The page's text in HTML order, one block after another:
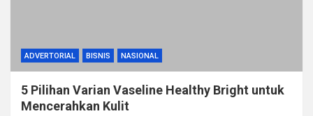
ADVERTORIAL BISNIS NASIONAL
5 Pilihan Varian Vaseline Healthy Bright untuk
Mencerahkan Kulit